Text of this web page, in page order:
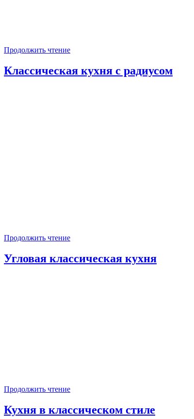
Продолжить чтение
Классическая кухня с радиусом
Продолжить чтение
Угловая классическая кухня
Продолжить чтение
Кухня в классическом стиле